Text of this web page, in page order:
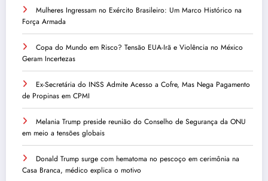
Mulheres Ingressam no Exército Brasileiro: Um Marco Histórico na
Força Armada
Copa do Mundo em Risco? Tensão EUA-Irã e Violência no México
Geram Incertezas
Ex-Secretária do INSS Admite Acesso a Cofre, Mas Nega Pagamento
de Propinas em CPMI
Melania Trump preside reunião do Conselho de Segurança da ONU
em meio a tensões globais
Donald Trump surge com hematoma no pescoço em cerimônia na
Casa Branca, médico explica o motivo